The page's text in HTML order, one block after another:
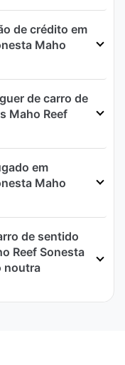
de crédito em
Maho
de carro de
Maho Reef
em
Maho
de sentido
Reef Sonesta
noutra